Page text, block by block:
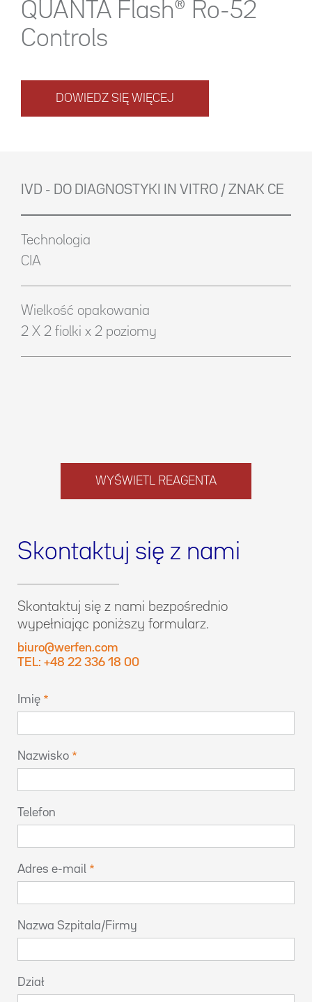
QUANTA Flash® Ro-52
Controls
DOWIEDZ SIĘ WIĘCEJ
IVD - DO DIAGNOSTYKI IN VITRO / ZNAK CE
Technologia
CIA
Wielkość opakowania
2 X 2 fiolki x 2 poziomy
WYŚWIETL REAGENTA
Skontaktuj się z nami
Skontaktuj się z nami bezpośrednio
wypełniając poniższy formularz.
biuro@werfen.com
TEL: +48 22 336 18 00
Imię
Nazwisko
Telefon
Adres e-mail
Nazwa Szpitala/Firmy
Dział